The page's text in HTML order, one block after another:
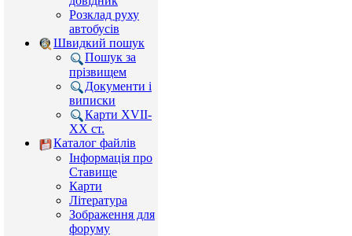
Розклад руху
автобусів
Швидкий пошук
Пошук за
прізвищем
Документи і
виписки
Карти XVII-
XX ст.
Каталог файлів
Інформація про
Ставище
Карти
Література
Зображення для
форуму